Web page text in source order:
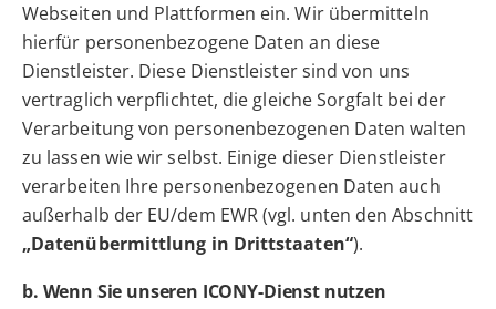
Webseiten und Plattformen ein. Wir übermitteln
hierfür personenbezogene Daten an diese
Dienstleister. Diese Dienstleister sind von uns
vertraglich verpflichtet, die gleiche Sorgfalt bei der
Verarbeitung von personenbezogenen Daten walten
zu lassen wie wir selbst. Einige dieser Dienstleister
verarbeiten Ihre personenbezogenen Daten auch
außerhalb der EU/dem EWR (vgl. unten den Abschnitt
„Datenübermittlung in Drittstaaten“).
b. Wenn Sie unseren ICONY-Dienst nutzen